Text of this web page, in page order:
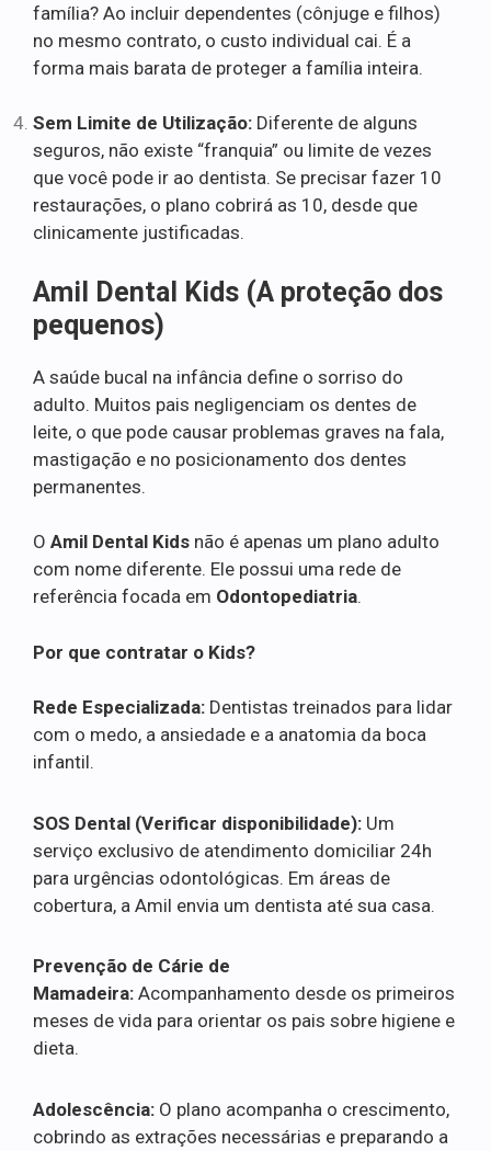
família? Ao incluir dependentes (cônjuge e filhos)
no mesmo contrato, o custo individual cai. É a
forma mais barata de proteger a família inteira.
Sem Limite de Utilização: Diferente de alguns
seguros, não existe “franquia” ou limite de vezes
que você pode ir ao dentista. Se precisar fazer 10
restaurações, o plano cobrirá as 10, desde que
clinicamente justificadas.
Amil Dental Kids (A proteção dos
pequenos)
A saúde bucal na infância define o sorriso do
adulto. Muitos pais negligenciam os dentes de
leite, o que pode causar problemas graves na fala,
mastigação e no posicionamento dos dentes
permanentes.
O Amil Dental Kids não é apenas um plano adulto
com nome diferente. Ele possui uma rede de
referência focada em Odontopediatria.
Por que contratar o Kids?
Rede Especializada: Dentistas treinados para lidar
com o medo, a ansiedade e a anatomia da boca
infantil.
SOS Dental (Verificar disponibilidade): Um
serviço exclusivo de atendimento domiciliar 24h
para urgências odontológicas. Em áreas de
cobertura, a Amil envia um dentista até sua casa.
Prevenção de Cárie de
Mamadeira: Acompanhamento desde os primeiros
meses de vida para orientar os pais sobre higiene e
dieta.
Adolescência: O plano acompanha o crescimento,
cobrindo as extrações necessárias e preparando a